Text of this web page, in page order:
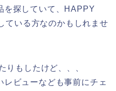
を探していて、HAPPY
ている方なのかもしれませ
りもしたけど、、、
ビューなども事前にチェ